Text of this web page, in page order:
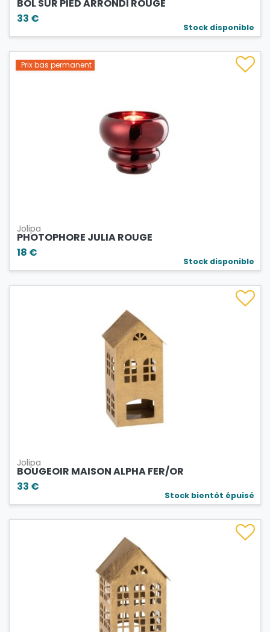
BOL SUR PIED ARRONDI ROUGE
33 €
Stock disponible
Prix bas permanent
Jolipa
PHOTOPHORE JULIA ROUGE
18 €
Stock disponible
Jolipa
BOUGEOIR MAISON ALPHA FER/OR
33 €
Stock bientôt épuisé